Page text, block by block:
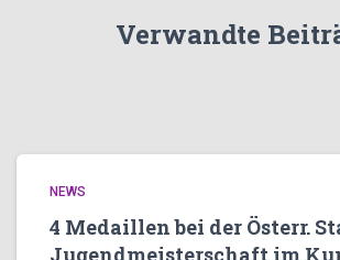
Verwandte
NEWS
4 Medaillen bei der Österr.
Jugendmeisterschaft im